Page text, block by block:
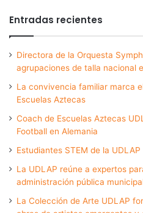
Entradas recientes
Directora de la Orquesta
agrupaciones de talla nacional
La convivencia familiar marca
Escuelas Aztecas
Coach de Escuelas Aztecas
Football en Alemania
Estudiantes STEM de la
La UDLAP reúne a expertos
administración pública
La Colección de Arte UDLAP